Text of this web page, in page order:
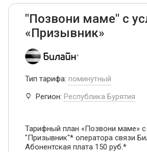
"Позвони маме" с
«Призывник»
Тип тарифа: поминутный
Регион: Республика Бурятия
Тарифный план «Позвони маме» с
"Призывник"* оператора связи
Абонентская плата 150 руб.*